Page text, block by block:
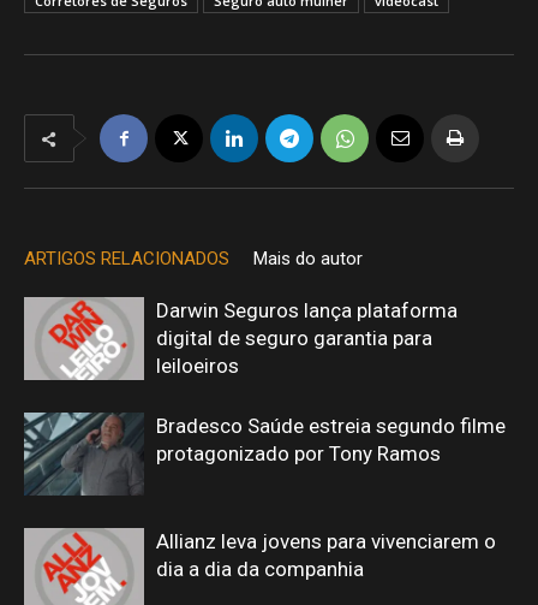
ARTIGOS RELACIONADOS Mais do autor
Darwin Seguros lança plataforma
digital de seguro garantia para
leiloeiros
Bradesco Saúde estreia segundo filme
protagonizado por Tony Ramos
Allianz leva jovens para vivenciarem o
dia a dia da companhia